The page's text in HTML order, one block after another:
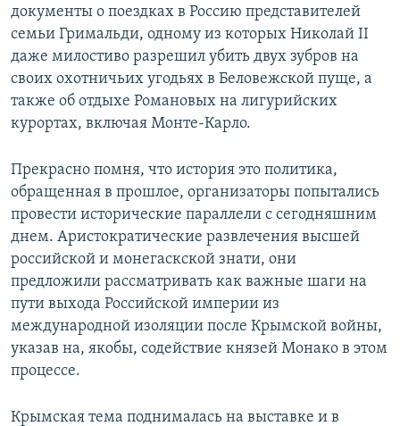
документы о поездках в Россию представителей
семьи Гримальди, одному из которых Николай II
даже милостиво разрешил убить двух зубров на
своих охотничьих угодьях в Беловежской пуще, а
также об отдыхе Романовых на лигурийских
курортах, включая Монте-Карло.
Прекрасно помня, что история это политика,
обращенная в прошлое, организаторы попытались
провести исторические параллели с сегодняшним
днем. Аристократические развлечения высшей
российской и монегаскской знати, они
предложили рассматривать как важные шаги на
пути выхода Российской империи из
международной изоляции после Крымской войны,
указав на, якобы, содействие князей Монако в этом
процессе.
Крымская тема поднималась на выставке и в